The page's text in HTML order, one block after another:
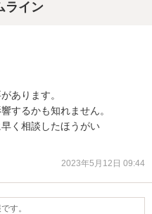
ライン
あります。
するかも知れません。
く相談したほうがい
2023年5月12日 09:44
す。